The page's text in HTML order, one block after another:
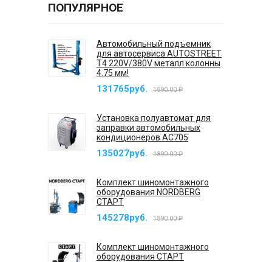
ПОПУЛЯРНОЕ
Автомобильный подъемник
для автосервиса AUTOSTREET
T4 220V/380V металл колонны
4.75 мм!
131765руб. 1890.00 ₽
Установка полуавтомат для
заправки автомобильных
кондиционеров AC705
135027руб. 1890.00 ₽
Комплект шиномонтажного
оборудования NORDBERG
СТАРТ
145278руб. 1890.00 ₽
Комплект шиномонтажного
оборудования СТАРТ